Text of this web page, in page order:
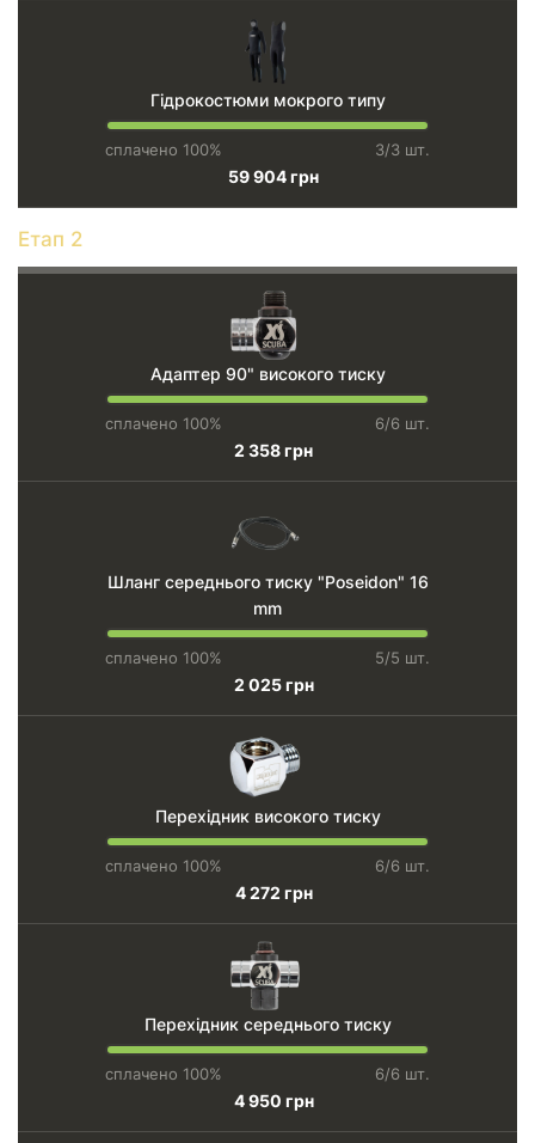
Гідрокостюми мокрого типу
сплачено 100% 3/3 шт.
59 904 грн
Етап 2
Адаптер 90" високого тиску
сплачено 100% 6/6 шт.
2 358 грн
Шланг середнього тиску "Poseidon" 16
mm
сплачено 100% 5/5 шт.
2 025 грн
Перехідник високого тиску
сплачено 100% 6/6 шт.
4 272 грн
Перехідник середнього тиску
сплачено 100% 6/6 шт.
4 950 грн